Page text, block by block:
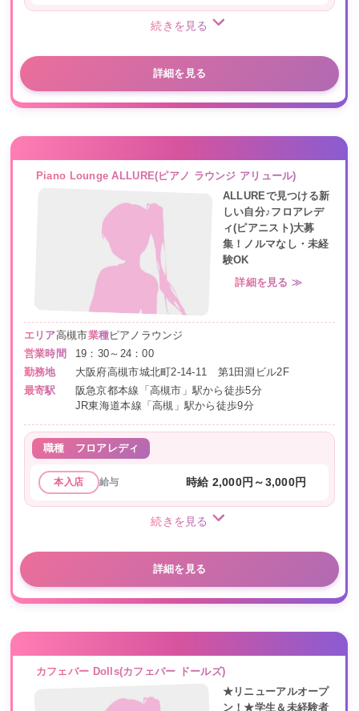
続きを見る
詳細を見る
Piano Lounge ALLURE(ピアノ ラウンジ アリュール)
ALLUREで見つける新
しい自分♪フロアレデ
ィ(ピアニスト)大募
集！ノルマなし・未経
験OK
詳細を見る ≫
エリア高槻市業種ピアノラウンジ
営業時間
19：30～24：00
勤務地
大阪府高槻市城北町2-14-11 第1田淵ビル2F
最寄駅
阪急京都本線「高槻市」駅から徒歩5分
JR東海道本線「高槻」駅から徒歩9分
職種 フロアレディ
本入店 給与 時給 2,000円～3,000円
続きを見る
詳細を見る
カフェバー Dolls(カフェバー ドールズ)
★リニューアルオープ
ン！★学生＆未経験者